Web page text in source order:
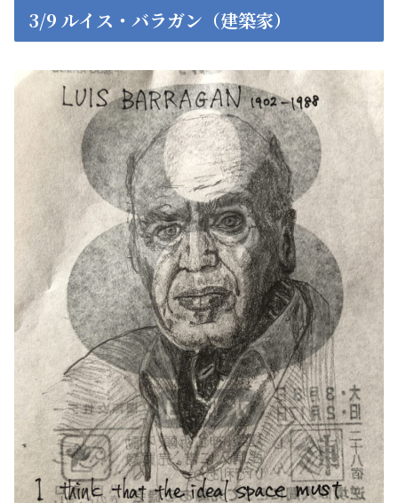
3/9 ルイス・バラガン（建築家）